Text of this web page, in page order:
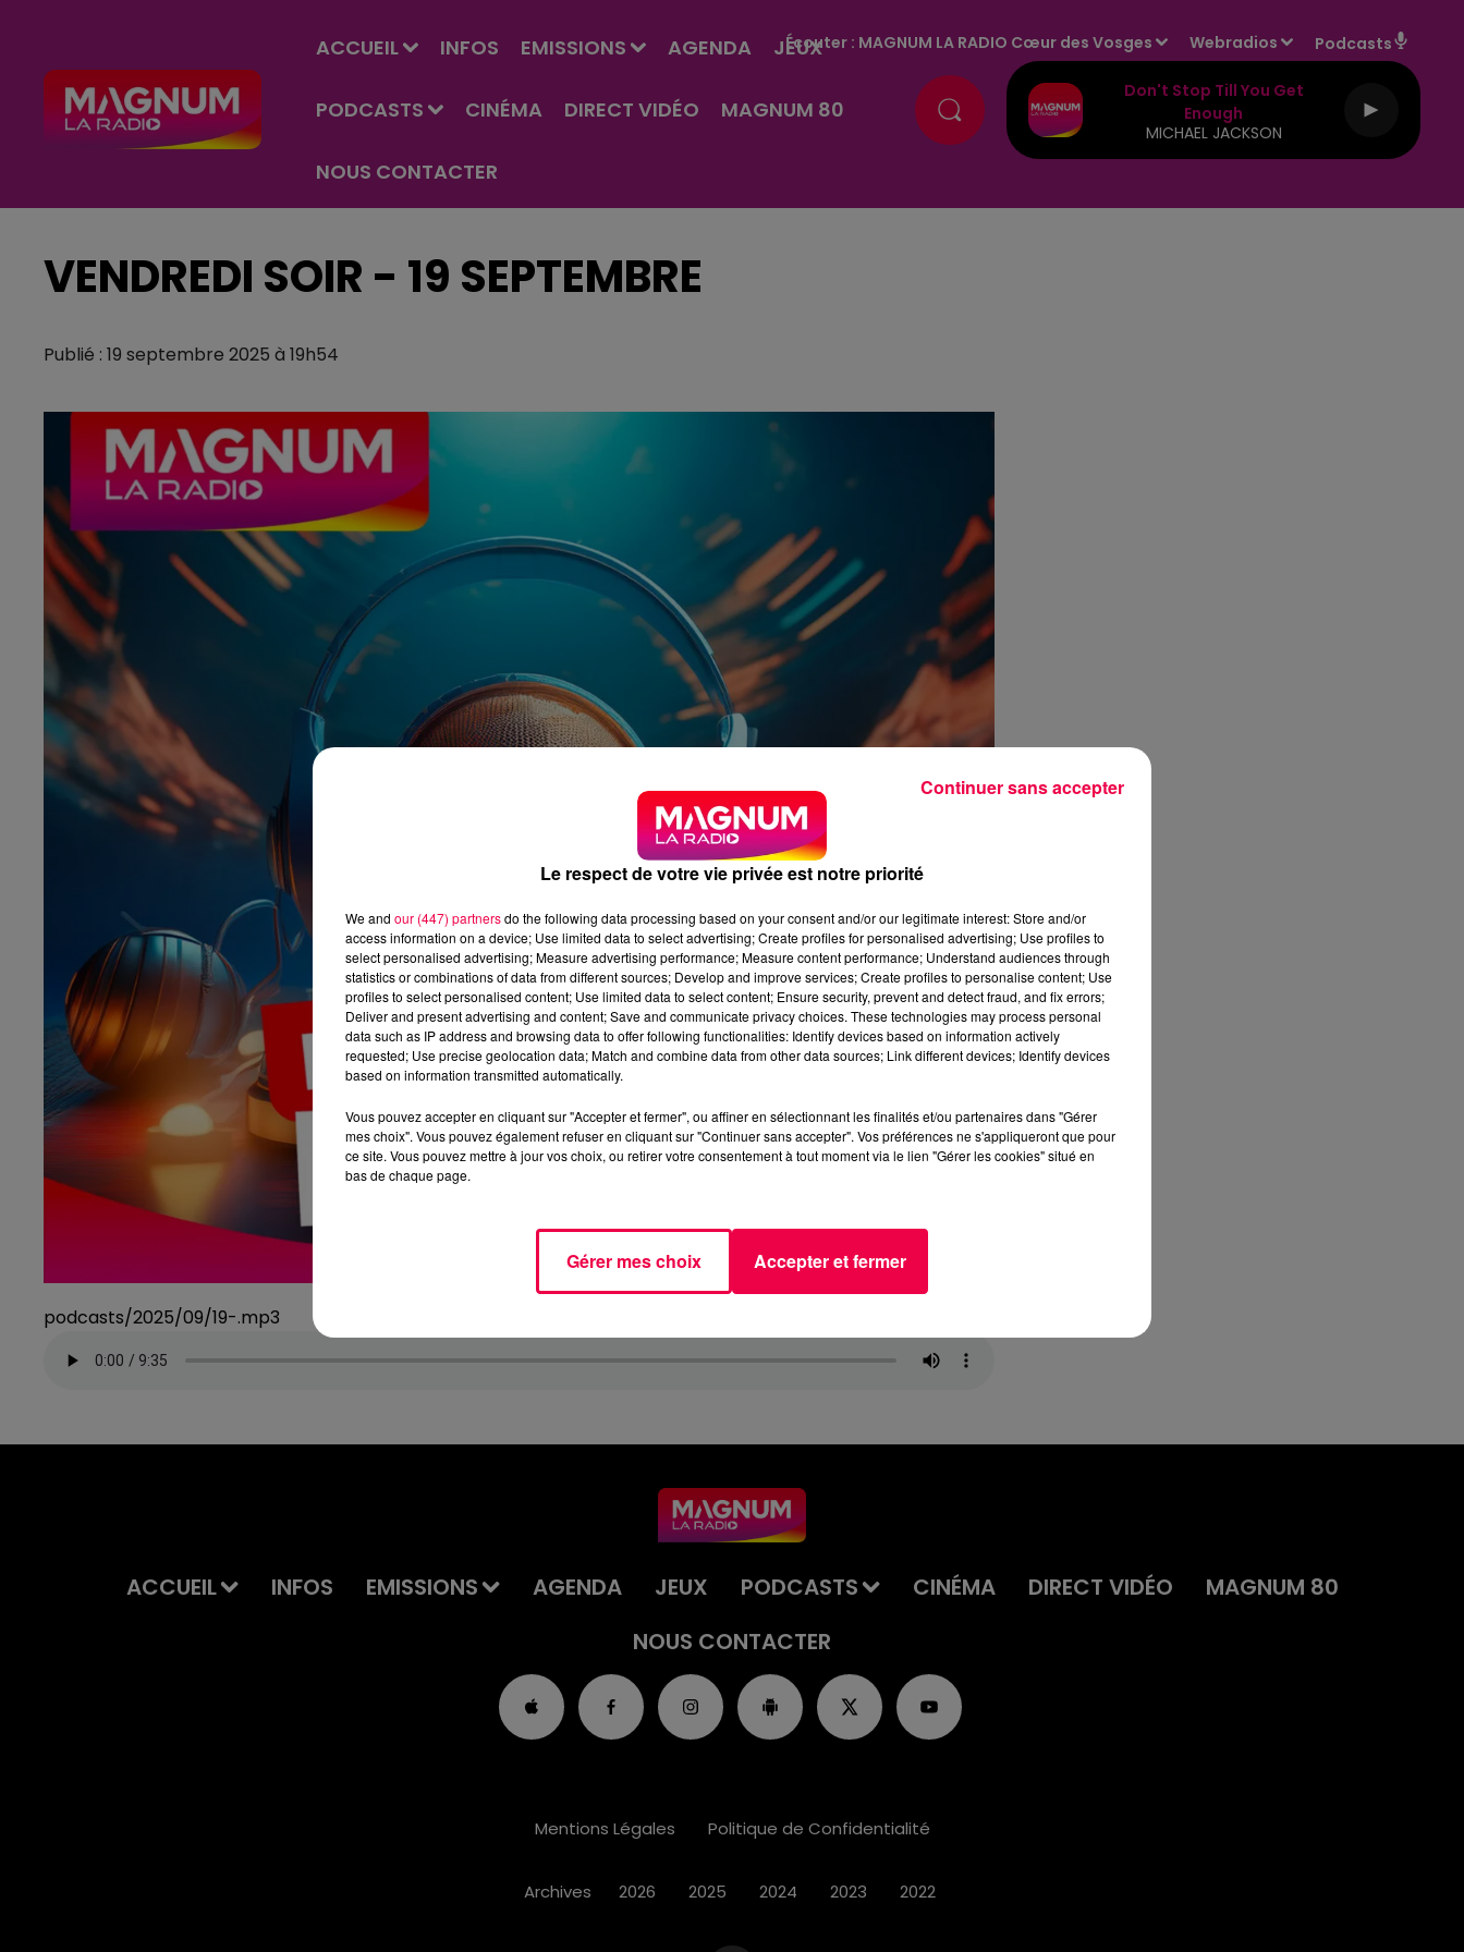
ACCUEIL INFOS EMISSIONS AGENDA JEUX
PODCASTS CINÉMA DIRECT VIDÉO MAGNUM 80
NOUS CONTACTER
Écouter : MAGNUM LA RADIO Cœur des Vosges Webradios Podcasts
Don't Stop Till You Get
Enough
MICHAEL JACKSON
VENDREDI SOIR - 19 SEPTEMBRE
Publié : 19 septembre 2025 à 19h54
podcasts/2025/09/19-.mp3
ACCUEIL INFOS EMISSIONS AGENDA JEUX PODCASTS CINÉMA DIRECT VIDÉO
MAGNUM 80
NOUS CONTACTER
Mentions Légales Politique de Confidentialité
Archives 2026 2025 2024 2023 2022
Le respect de votre vie privée est notre priorité
We and our (447) partnersdo the following data processing based on your consent and/or our legitimate interest: Store and/or
access information on a device; Use limited data to select advertising; Create profiles for personalised advertising; Use profiles to
select personalised advertising; Measure advertising performance; Measure content performance; Understand audiences through
statistics or combinations of data from different sources; Develop and improve services; Create profiles to personalise content; Use
profiles to select personalised content; Use limited data to select content; Ensure security, prevent and detect fraud, and fix errors;
Deliver and present advertising and content; Save and communicate privacy choices. These technologies may process personal
data such as IP address and browsing data to offer following functionalities: Identify devices based on information actively
requested; Use precise geolocation data; Match and combine data from other data sources; Link different devices; Identify devices
based on information transmitted automatically.
Vous pouvez accepter en cliquant sur "Accepter et fermer", ou affiner en sélectionnant les finalités et/ou partenaires dans "Gérer
mes choix". Vous pouvez également refuser en cliquant sur "Continuer sans accepter". Vos préférences ne s'appliqueront que pour
ce site. Vous pouvez mettre à jour vos choix, ou retirer votre consentement à tout moment via le lien "Gérer les cookies" situé en
bas de chaque page.
Gérer mes choix Accepter et fermer
Continuer sans accepter